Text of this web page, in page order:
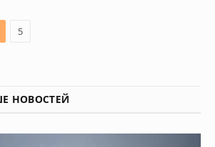
5
НОВОСТЕЙ